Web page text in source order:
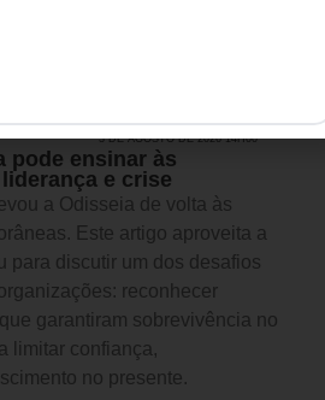
3 DE AGOSTO DE 2026 14H00
pode ensinar às
e crise
a Odisseia de volta às
Este artigo aproveita a
para discutir um dos desafios
reconhecer
garantiram sobrevivência no
limitar confiança,
no presente.